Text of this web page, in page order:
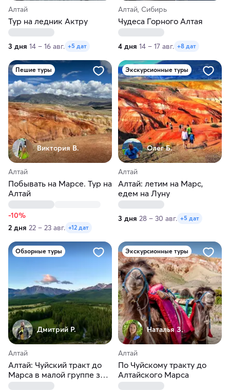
Алтай
Тур на ледник Актру
3 дня 14 – 16 авг. +5 дат
Алтай, Сибирь
Чудеса Горного Алтая
4 дня 14 – 17 авг. +8 дат
Пешие туры
Виктория В.
Алтай
Побывать на Марсе. Тур на
Алтай
-10%
2 дня 22 – 23 авг. +12 дат
Экскурсионные туры
Олег Б.
Алтай
Алтай: летим на Марс,
едем на Луну
3 дня 28 – 30 авг. +5 дат
Обзорные туры
Дмитрий Р.
Алтай
Алтай: Чуйский тракт до
Марса в малой группе за 3
дня
Экскурсионные туры
Наталья З.
Алтай
По Чуйскому тракту до
Алтайского Марса